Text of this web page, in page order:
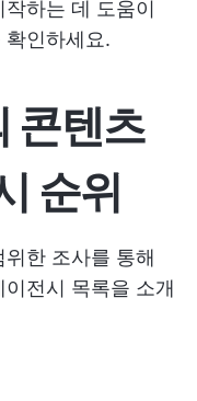
작하는 데 도움이
인하세요.
콘텐츠
순위
한 조사를 통해
전시 목록을 소개